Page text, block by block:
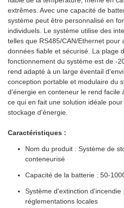
extrêmes. Avec une capacité de
système peut être personnalisé en
individuels. Le système utilise des
telles que RS485/CAN/Ethernet pour
données fiable et sécurisé. La plage
fonctionnement du système est de -
rend adapté à un large éventail
conception portable et modulaire du
d'énergie en conteneur le rend facile
ce qui en fait une solution idéale
stockage d'énergie.
Caractéristiques :
Nom du produit : Système de
conteneurisé
Capacité de la batterie : 50-
Système d'extinction d'incendie
réglementations locales